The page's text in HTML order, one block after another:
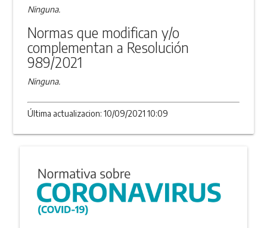
Ninguna.
Normas que modifican y/o
complementan a Resolución
989/2021
Ninguna.
Última actualizacion: 10/09/2021 10:09